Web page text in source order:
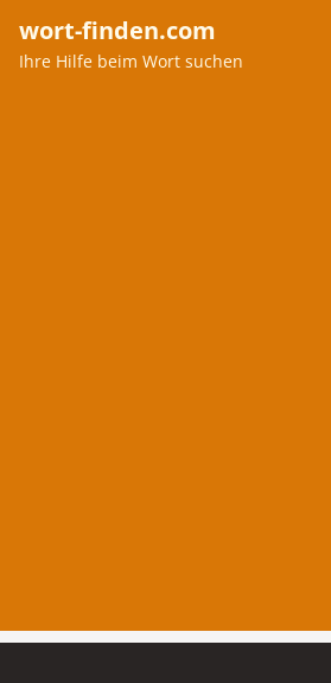
wort-finden.com
Ihre Hilfe beim Wort suchen